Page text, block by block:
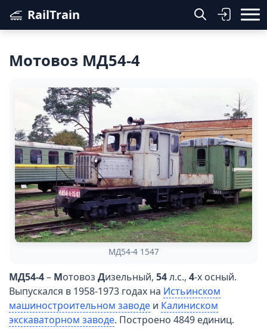
RailTrain
Мотовоз МД54-4
МД54-4 1547
МД54-4– Мотовоз Дизельный, 54л.с., 4-х осный.
Выпускался в 1958-1973 годах на Истьинском
машиностроительном заводе и Калиниском
экскаваторном заводе. Построено 4849 единиц.